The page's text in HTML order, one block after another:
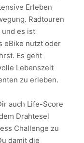
Erleben
Radtouren
und es ist
eBike nutzt oder
Es geht
Lebenszeit
zu erleben.
auch Life-Score
Drahtesel
Challenge zu
damit die